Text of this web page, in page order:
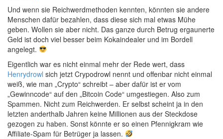
Und wenn sie Reichwerdmethoden kennten, könnten sie andere
Menschen dafür bezahlen, dass diese sich mal etwas Mühe
geben. Wollen sie aber nicht. Das ganze durch Betrug ergaunerte
Geld ist doch viel besser beim Kokaindealer und im Bordell
angelegt.
Eigentlich war es nicht einmal mehr der Rede wert, dass
Henrydrowl sich jetzt Crypodrowl nennt und offenbar nicht einmal
weiß, wie man „Crypto“ schreibt – aber dafür ist er vom
„Gewinncode“ auf den „Bitcoin Code“ umgestiegen. Also zum
Spammen. Nicht zum Reichwerden. Er selbst scheint ja in den
letzten anderthalb Jahren keine Millionen aus der Steckdose
gezogen zu haben. Sonst könnte er so einen Pfennigkram wie
Affiliate-Spam für Betrüger ja lassen.